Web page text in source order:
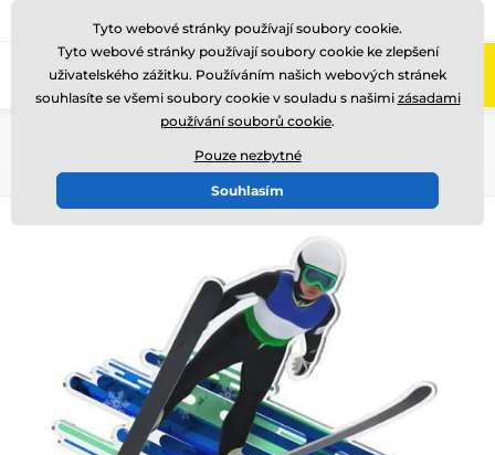
Zavolejte nám (Po-Pá 8-17)
Tyto webové stránky používají soubory cookie.
Tyto webové stránky používají soubory cookie ke zlepšení
uživatelského zážitku. Používáním našich webových stránek
souhlasíte se všemi soubory cookie v souladu s našimi zásadami
používání souborů cookie.
Pouze nezbytné
Souhlasím